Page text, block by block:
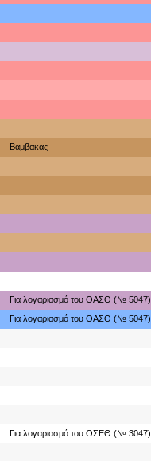
Βαμβακας
Για λογαριασμό του ΟΑΣΘ (№ 5047)
Για λογαριασμό του ΟΑΣΘ (№ 5047)
Για λογαριασμό του ΟΣΕΘ (№ 3047)